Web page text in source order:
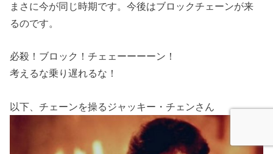
まさに今が同じ時期です。今後はブロックチェーンが来
るのです。
必殺！ブロック！チェェーーーーン！
考えるな乗り遅れるな！
以下、チェーンを操るジャッキー・チェンさん